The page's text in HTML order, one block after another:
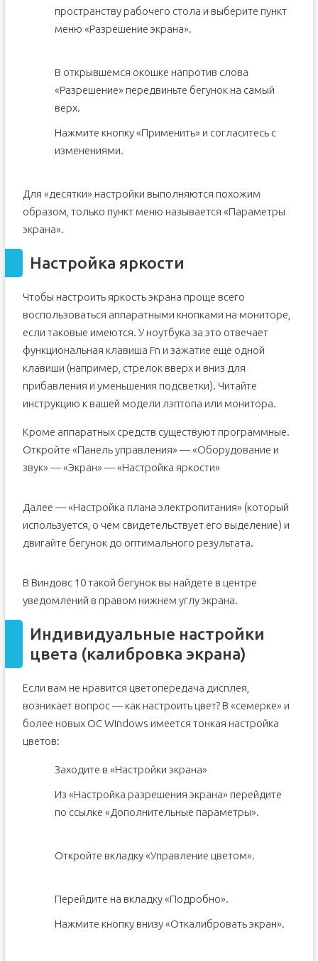
пространству рабочего стола и выберите пункт
меню «Разрешение экрана».
В открывшемся окошке напротив слова
«Разрешение» передвиньте бегунок на самый
верх.
Нажмите кнопку «Применить» и согласитесь с
изменениями.
Для «десятки» настройки выполняются похожим
образом, только пункт меню называется «Параметры
экрана».
Настройка яркости
Чтобы настроить яркость экрана проще всего
воспользоваться аппаратными кнопками на мониторе,
если таковые имеются. У ноутбука за это отвечает
функциональная клавиша Fn и зажатие еще одной
клавиши (например, стрелок вверх и вниз для
прибавления и уменьшения подсветки). Читайте
инструкцию к вашей модели лэптопа или монитора.
Кроме аппаратных средств существуют программные.
Откройте «Панель управления» — «Оборудование и
звук» — «Экран» — «Настройка яркости»
Далее — «Настройка плана электропитания» (который
используется, о чем свидетельствует его выделение) и
двигайте бегунок до оптимального результата.
В Виндовс 10 такой бегунок вы найдете в центре
уведомлений в правом нижнем углу экрана.
Индивидуальные настройки
цвета (калибровка экрана)
Если вам не нравится цветопередача дисплея,
возникает вопрос — как настроить цвет? В «семерке» и
более новых ОС Windows имеется тонкая настройка
цветов:
Заходите в «Настройки экрана»
Из «Настройка разрешения экрана» перейдите
по ссылке «Дополнительные параметры».
Откройте вкладку «Управление цветом».
Перейдите на вкладку «Подробно».
Нажмите кнопку внизу «Откалибровать экран».